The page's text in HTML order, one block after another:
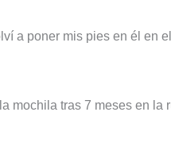
a poner mis pies en él en
mochila tras 7 meses en la